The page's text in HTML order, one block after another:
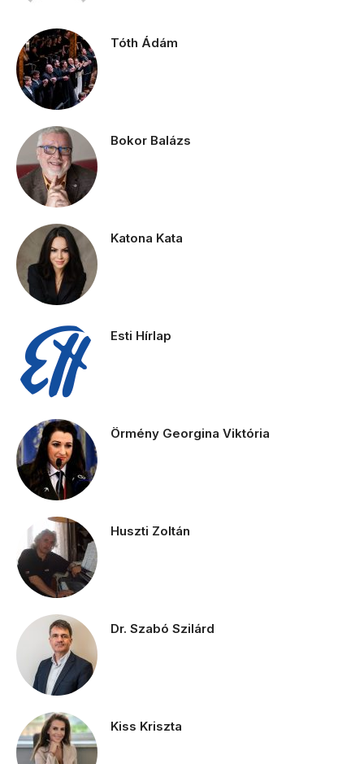
Tóth Ádám
Bokor Balázs
Katona Kata
Esti Hírlap
Örmény Georgina Viktória
Huszti Zoltán
Dr. Szabó Szilárd
Kiss Kriszta